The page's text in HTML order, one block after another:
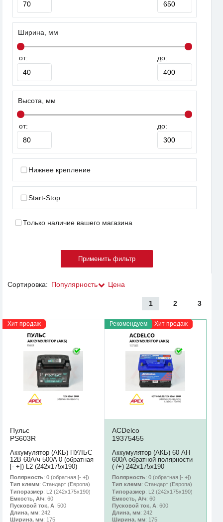
Ширина, мм
от: до:
Высота, мм
от: до:
Нижнее крепление
Start-Stop
Только наличие вашего магазина
Сортировка: Популярность Цена
1 2 3
Хит продаж
Пульс
PS603R
Аккумулятор (АКБ) ПУЛЬС
12В 60А/ч 500A 0 (обратная
[- +]) L2 (242х175х190)
Полярность: 0 (обратная [- +])
Тип клемм: Стандарт (Европа)
Типоразмер: L2 (242х175х190)
Емкость, А/ч: 60
Пусковой ток, А: 500
Длина, мм: 242
Ширина, мм: 175
Рекомендуем Хит продаж
ACDelco
19375455
Аккумулятор (АКБ) 60 AH
600A обратной полярности
(-/+) 242х175х190
Полярность: 0 (обратная [- +])
Тип клемм: Стандарт (Европа)
Типоразмер: L2 (242х175х190)
Емкость, А/ч: 60
Пусковой ток, А: 600
Длина, мм: 242
Ширина, мм: 175